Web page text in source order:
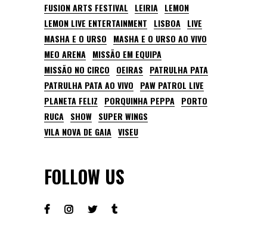
FUSION ARTS FESTIVAL
LEIRIA LEMON
LEMON LIVE ENTERTAINMENT
LISBOA LIVE
MASHA E O URSO
MASHA E O URSO AO VIVO
MEO ARENA MISSÃO EM EQUIPA
MISSÃO NO CIRCO
OEIRAS
PATRULHA PATA
PATRULHA PATA AO VIVO
PAW PATROL LIVE
PLANETA FELIZ
PORQUINHA PEPPA PORTO
RUCA SHOW SUPER WINGS
VILA NOVA DE GAIA VISEU
FOLLOW US